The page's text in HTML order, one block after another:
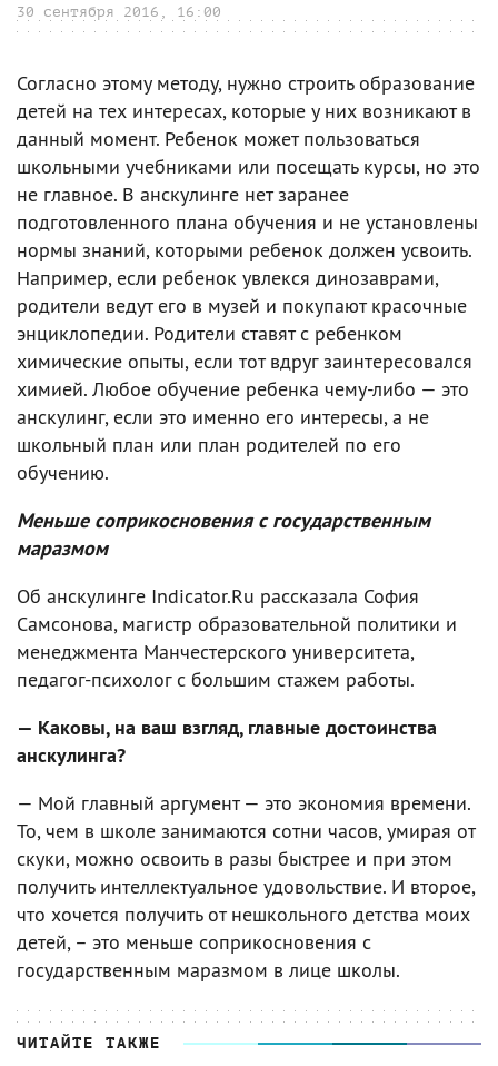
30 сентября 2016, 16:00
Согласно этому методу, нужно строить образование
детей на тех интересах, которые у них возникают в
данный момент. Ребенок может пользоваться
школьными учебниками или посещать курсы, но это
не главное. В анскулинге нет заранее
подготовленного плана обучения и не установлены
нормы знаний, которыми ребенок должен усвоить.
Например, если ребенок увлекся динозаврами,
родители ведут его в музей и покупают красочные
энциклопедии. Родители ставят с ребенком
химические опыты, если тот вдруг заинтересовался
химией. Любое обучение ребенка чему-либо — это
анскулинг, если это именно его интересы, а не
школьный план или план родителей по его
обучению.
Меньше соприкосновения с государственным
маразмом
Об анскулинге Indicator.Ru рассказала София
Самсонова, магистр образовательной политики и
менеджмента Манчестерского университета,
педагог-психолог с большим стажем работы.
— Каковы, на ваш взгляд, главные достоинства
анскулинга?
— Мой главный аргумент — это экономия времени.
То, чем в школе занимаются сотни часов, умирая от
скуки, можно освоить в разы быстрее и при этом
получить интеллектуальное удовольствие. И второе,
что хочется получить от нешкольного детства моих
детей, – это меньше соприкосновения с
государственным маразмом в лице школы.
ЧИТАЙТЕ ТАКЖЕ